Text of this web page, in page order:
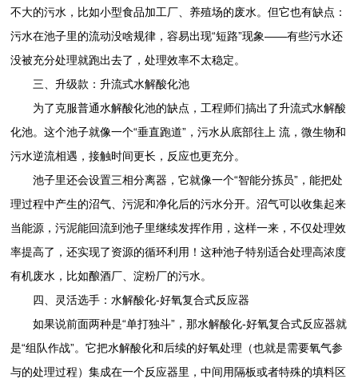
不大的污水，比如小型食品加工厂、养殖场的废水。但它也有缺点：
污水在池子里的流动没啥规律，容易出现“短路”现象——有些污水还
没被充分处理就跑出去了，处理效率不太稳定。
三、升级款：升流式水解酸化池
为了克服普通水解酸化池的缺点，工程师们搞出了升流式水解酸
化池。这个池子就像一个“垂直跑道”，污水从底部往上 流，微生物和
污水逆流相遇，接触时间更长，反应也更充分。
池子里还会设置三相分离器，它就像一个“智能分拣员”，能把处
理过程中产生的沼气、污泥和净化后的污水分开。沼气可以收集起来
当能源，污泥能回流到池子里继续发挥作用，这样一来，不仅处理效
率提高了，还实现了资源的循环利用！这种池子特别适合处理高浓度
有机废水，比如酿酒厂、淀粉厂的污水。
四、灵活选手：水解酸化-好氧复合式反应器
如果说前面两种是“单打独斗”，那水解酸化-好氧复合式反应器就
是“组队作战”。它把水解酸化和后续的好氧处理（也就是需要氧气参
与的处理过程）集成在一个反应器里，中间用隔板或者特殊的填料区